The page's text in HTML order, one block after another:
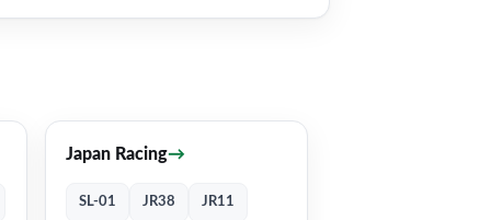
Japan Racing→
SL-01 JR38 JR11